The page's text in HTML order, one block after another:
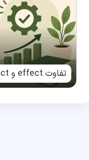
تفاوت effect و affect چیست؟